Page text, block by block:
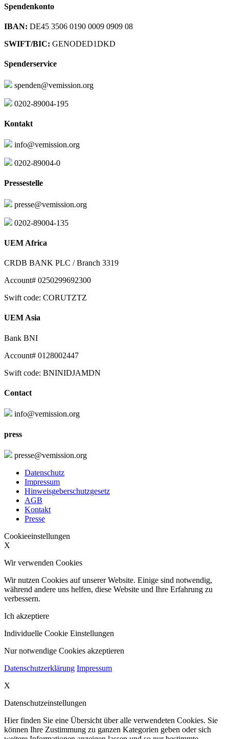
Spendenkonto
IBAN: DE45 3506 0190 0009 0909 08
SWIFT/BIC: GENODED1DKD
Spenderservice
spenden@vemission.org
0202-89004-195
Kontakt
info@vemission.org
0202-89004-0
Pressestelle
presse@vemission.org
0202-89004-135
UEM Africa
CRDB BANK PLC / Branch 3319
Account# 0250299692300
Swift code: CORUTZTZ
UEM Asia
Bank BNI
Account# 0128002447
Swift code: BNINIDJAMDN
Contact
info@vemission.org
press
presse@vemission.org
Datenschutz
Impressum
Hinweisgeberschutzgesetz
AGB
Kontakt
Presse
Cookieeinstellungen
X
Wir verwenden Cookies
Wir nutzen Cookies auf unserer Website. Einige sind notwendig,
während andere uns helfen, diese Website und Ihre Erfahrung zu
verbessern.
Ich akzeptiere
Individuelle Cookie Einstellungen
Nur notwendige Cookies akzeptieren
Datenschutzerklärung Impressum
X
Datenschutzeinstellungen
Hier finden Sie eine Übersicht über alle verwendeten Cookies. Sie
können Ihre Zustimmung zu ganzen Kategorien geben oder sich